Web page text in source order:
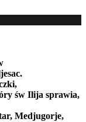
.
,
św Ilija sprawia,
, Medjugorje,